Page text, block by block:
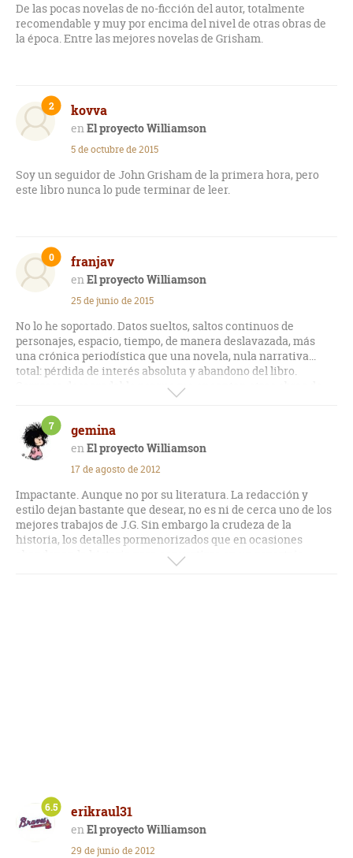
De las pocas novelas de no-ficción del autor, totalmente
recomendable y muy por encima del nivel de otras obras de
la época. Entre las mejores novelas de Grisham.
kovva
El proyecto Williamson
2
5 de octubre de 2015
Soy un seguidor de John Grisham de la primera hora, pero
este libro nunca lo pude terminar de leer.
franjav
El proyecto Williamson
0
25 de junio de 2015
No lo he soportado. Datos sueltos, saltos continuos de
personajes, espacio, tiempo, de manera deslavazada, más
una crónica periodística que una novela, nula narrativa...
total: pérdida de interés absoluta y abandono del libro.
Sorpresa desagradable porque me encantan otras obras de
este escritor. Quizás mi opinión pueda ser sesgada y
equivocarme, pero yo no pude pasar de la página 50.
gemina
El proyecto Williamson
7
17 de agosto de 2012
Impactante. Aunque no por su literatura. La redacción y
estilo dejan bastante que desear, no es ni de cerca uno de los
mejores trabajos de J.G. Sin embargo la crudeza de la
historia, los detalles pormenorizados que en ocasiones
abandonan la historia para convertirse en un reportaje,
erikraul31
El proyecto Williamson
6.5
29 de junio de 2012